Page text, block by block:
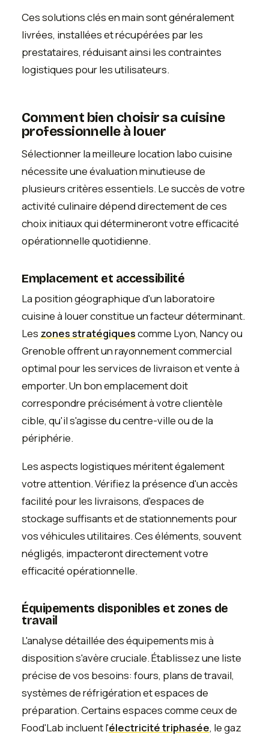
Ces solutions clés en main sont généralement
livrées, installées et récupérées par les
prestataires, réduisant ainsi les contraintes
logistiques pour les utilisateurs.
Comment bien choisir sa cuisine
professionnelle à louer
Sélectionner la meilleure location labo cuisine
nécessite une évaluation minutieuse de
plusieurs critères essentiels. Le succès de votre
activité culinaire dépend directement de ces
choix initiaux qui détermineront votre efficacité
opérationnelle quotidienne.
Emplacement et accessibilité
La position géographique d'un laboratoire
cuisine à louer constitue un facteur déterminant.
Les zones stratégiquescomme Lyon, Nancy ou
Grenoble offrent un rayonnement commercial
optimal pour les services de livraison et vente à
emporter. Un bon emplacement doit
correspondre précisément à votre clientèle
cible, qu'il s'agisse du centre-ville ou de la
périphérie.
Les aspects logistiques méritent également
votre attention. Vérifiez la présence d'un accès
facilité pour les livraisons, d'espaces de
stockage suffisants et de stationnements pour
vos véhicules utilitaires. Ces éléments, souvent
négligés, impacteront directement votre
efficacité opérationnelle.
Équipements disponibles et zones de
travail
L'analyse détaillée des équipements mis à
disposition s'avère cruciale. Établissez une liste
précise de vos besoins: fours, plans de travail,
systèmes de réfrigération et espaces de
préparation. Certains espaces comme ceux de
Food'Lab incluent l'électricité triphasée, le gaz